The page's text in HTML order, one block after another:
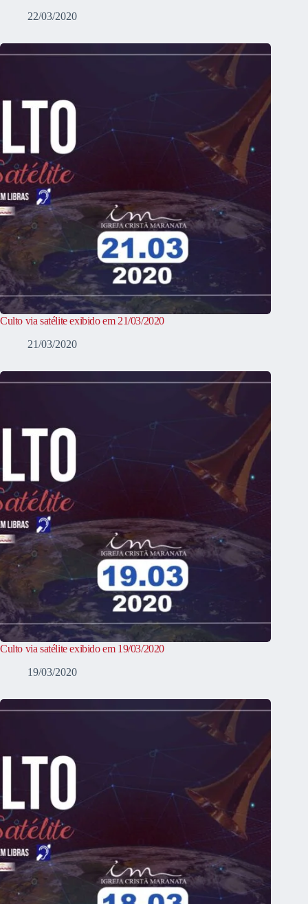
22/03/2020
Culto via satélite exibido em 21/03/2020
21/03/2020
Culto via satélite exibido em 19/03/2020
19/03/2020